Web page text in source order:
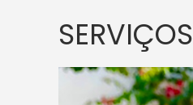
SERVIÇOS